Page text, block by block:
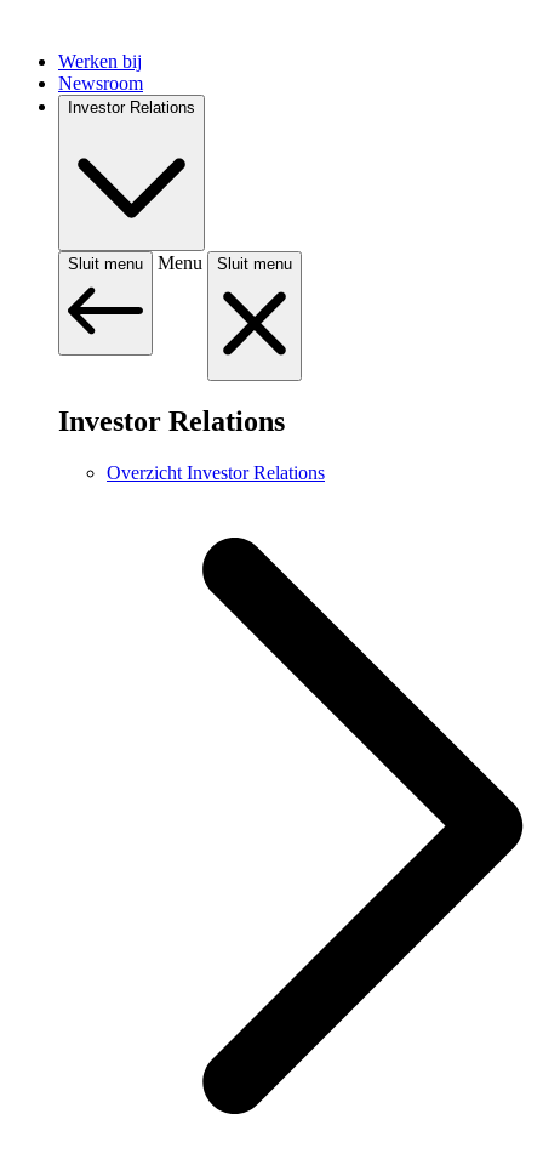
Werken bij
Newsroom
Investor Relations
Sluit menu Menu Sluit menu
Investor Relations
Overzicht Investor Relations